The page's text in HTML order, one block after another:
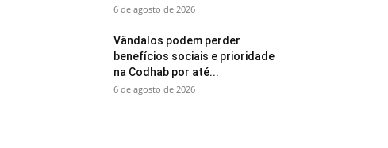
6 de agosto de 2026
Vândalos podem perder
benefícios sociais e prioridade
na Codhab por até...
6 de agosto de 2026